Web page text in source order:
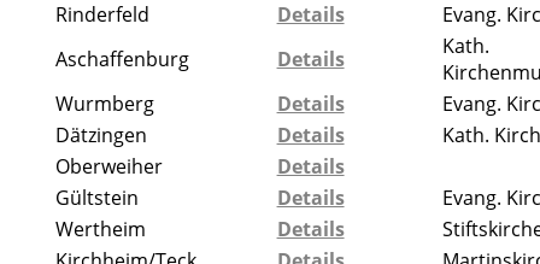
Rinderfeld
Details
Evang.
Aschaffenburg
Details
Kath.
Wurmberg
Details
Evang.
Dätzingen
Details
Kath.
Oberweiher
Details
Gültstein
Details
Evang.
Wertheim
Details